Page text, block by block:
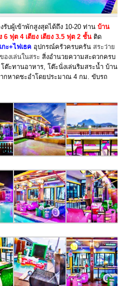
บผู้เข้าพักสูงสุดได้ถึง 10-20 ท่าน บ้าน
ฟุต 4 เตียง เตียง 3.5 ฟุต 2 ชั้น ติด
กะ+ไฟเธค อุปกรณ์ครัวครบครัน สระว่าย
งเล่นในสระ สิ่งอำนวยความสะดวกครบ
ต๊ะทานอาหาร, โต๊ะนั่งเล่นริมสระน้ำ บ้าน
กหาดชะอำโดยประมาณ 4 กม. ขับรถ